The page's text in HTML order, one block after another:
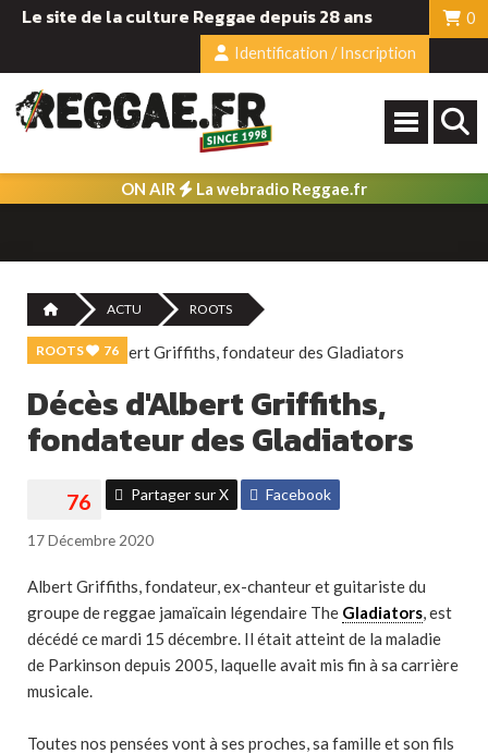
Le site de la culture Reggae depuis 28 ans
0
Identification / Inscription
ON AIR La webradio Reggae.fr
ACTU ROOTS
ROOTS 76
Décès d'Albert Griffiths,
fondateur des Gladiators
Partager sur X Facebook
17 Décembre 2020
Albert Griffiths, fondateur, ex-chanteur et guitariste du
groupe de reggae jamaïcain légendaire The Gladiators, est
décédé ce mardi 15 décembre. Il était atteint de la maladie
de Parkinson depuis 2005, laquelle avait mis fin à sa carrière
musicale.
Toutes nos pensées vont à ses proches, sa famille et son fils